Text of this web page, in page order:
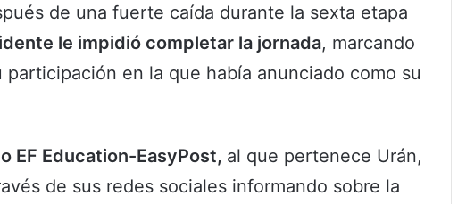
de una fuerte caída durante la sexta etapa
le impidió completar la jornada, marcando
en la que había anunciado como su
EF Education-EasyPost, al que pertenece Urán,
de sus redes sociales informando sobre la